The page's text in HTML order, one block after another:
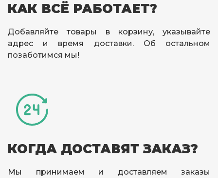
КАК ВСЁ РАБОТАЕТ?
Добавляйте товары в корзину, указывайте
адрес и время доставки. Об остальном
позаботимся мы!
КОГДА ДОСТАВЯТ ЗАКАЗ?
Мы принимаем и доставляем заказы